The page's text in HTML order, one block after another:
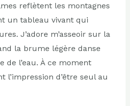
reflètent les montagnes
un tableau vivant qui
J’adore m’asseoir sur la
la brume légère danse
de l’eau. À ce moment
l’impression d’être seul au